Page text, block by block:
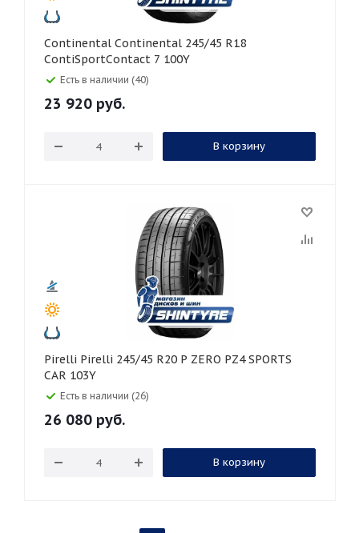
Continental Continental 245/45 R18
ContiSportContact 7 100Y
Есть в наличии (40)
23 920 руб.
В корзину
Pirelli Pirelli 245/45 R20 P ZERO PZ4 SPORTS
CAR 103Y
Есть в наличии (26)
26 080 руб.
В корзину